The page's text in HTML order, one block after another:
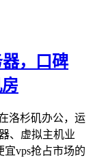
，口碑
洛杉矶办公，运
、虚拟主机业
宜vps抢占市场的